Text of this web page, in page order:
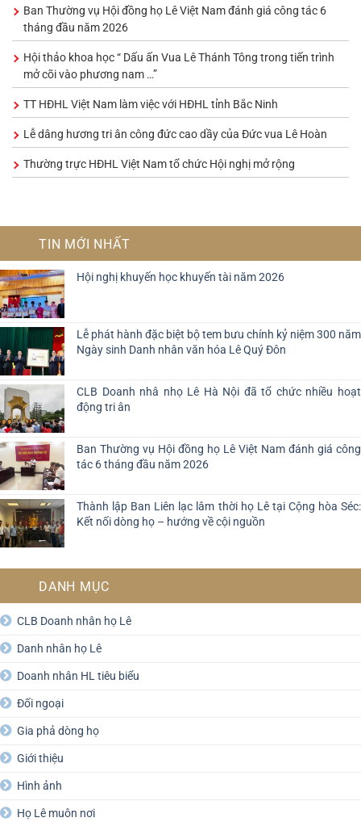
Ban Thường vụ Hội đồng họ Lê Việt Nam đánh giá công tác 6
tháng đầu năm 2026
Hội thảo khoa học “ Dấu ấn Vua Lê Thánh Tông trong tiến trình
mở cõi vào phương nam …”
TT HĐHL Việt Nam làm việc với HĐHL tỉnh Bắc Ninh
Lễ dâng hương tri ân công đức cao dầy của Đức vua Lê Hoàn
Thường trực HĐHL Việt Nam tổ chức Hội nghị mở rộng
TIN MỚI NHẤT
Hội nghị khuyến học khuyến tài năm 2026
Lễ phát hành đặc biệt bộ tem bưu chính kỷ niệm 300 năm
Ngày sinh Danh nhân văn hóa Lê Quý Đôn
CLB Doanh nhâ nhọ Lê Hà Nội đã tổ chức nhiều hoạt
động tri ân
Ban Thường vụ Hội đồng họ Lê Việt Nam đánh giá công
tác 6 tháng đầu năm 2026
Thành lập Ban Liên lạc lâm thời họ Lê tại Cộng hòa Séc:
Kết nối dòng họ – hướng về cội nguồn
DANH MỤC
CLB Doanh nhân họ Lê
Danh nhân họ Lê
Doanh nhân HL tiêu biểu
Đối ngoại
Gia phả dòng họ
Giới thiệu
Hình ảnh
Họ Lê muôn nơi